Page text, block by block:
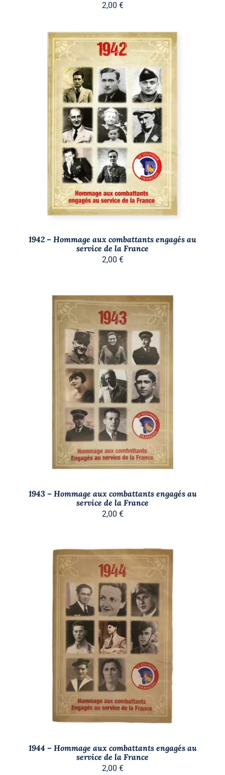
2,00 €
AJOUTER AU PANIER
/
1942 – Hommage aux combattants engagés au
service de la France
2,00 €
AJOUTER AU PANIER
/
1943 – Hommage aux combattants engagés au
service de la France
2,00 €
AJOUTER AU PANIER
/
1944 – Hommage aux combattants engagés au
service de la France
2,00 €